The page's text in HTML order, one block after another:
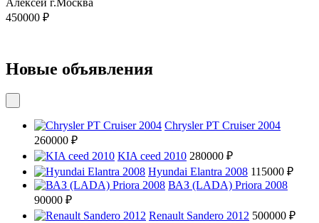
450000 ₽
Новые объявления
Chrysler PT Cruiser 2004
260000 ₽
KIA ceed 2010 280000 ₽
Hyundai Elantra 2008 115000 ₽
ВАЗ (LADA) Priora 2008
90000 ₽
Renault Sandero 2012 500000 ₽